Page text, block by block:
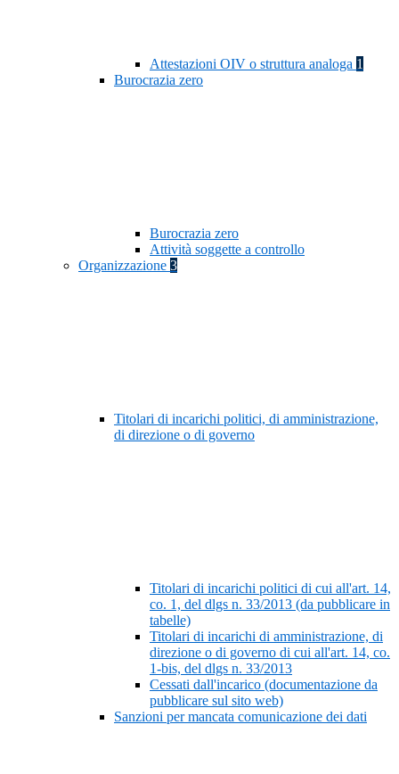
Attestazioni OIV o struttura analoga 1
Burocrazia zero
Burocrazia zero
Attività soggette a controllo
Organizzazione 3
Titolari di incarichi politici, di amministrazione,
di direzione o di governo
Titolari di incarichi politici di cui all'art. 14,
co. 1, del dlgs n. 33/2013 (da pubblicare in
tabelle)
Titolari di incarichi di amministrazione, di
direzione o di governo di cui all'art. 14, co.
1-bis, del dlgs n. 33/2013
Cessati dall'incarico (documentazione da
pubblicare sul sito web)
Sanzioni per mancata comunicazione dei dati